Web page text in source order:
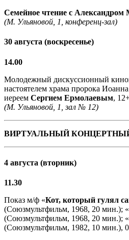
Семейное чтение с Александром
(М. Ульяновой, 1, конференц-зал)
30 августа (воскресенье)
14.00
Молодежный дискуссионный
настоятелем храма пророка
иереем Сергием Ермолаевым,
(М. Ульяновой, 1, зал № 12)
ВИРТУАЛЬНЫЙ
4 августа (вторник)
11.30
Показ м/ф «Кот, который гулял
(Союзмультфильм, 1968, 20 мин.); «
(Союзмультфильм, 1968, 20 мин.); «
(Союзмультфильм, 1982, 10 мин.),